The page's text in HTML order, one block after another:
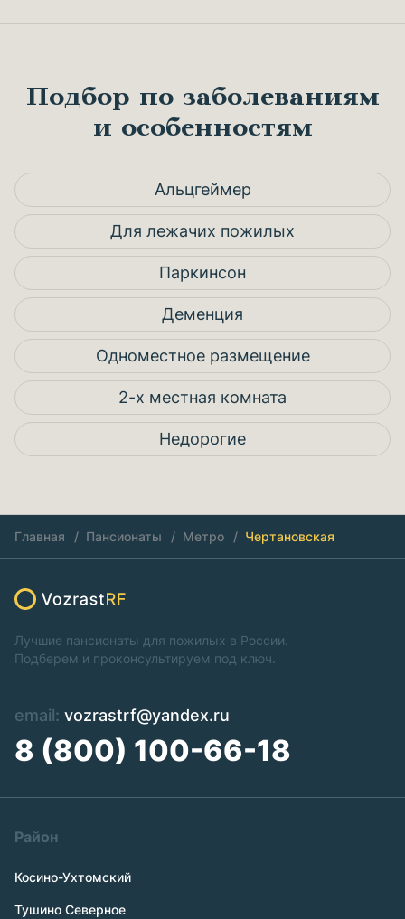
Подбор по заболеваниям
и особенностям
Альцгеймер
Для лежачих пожилых
Паркинсон
Деменция
Одноместное размещение
2-х местная комната
Недорогие
Главная Пансионаты Метро Чертановская
Лучшие пансионаты для пожилых в России.
Подберем и проконсультируем под ключ.
email: vozrastrf@yandex.ru
8 (800) 100-66-18
Район
Косино-Ухтомский
Тушино Северное